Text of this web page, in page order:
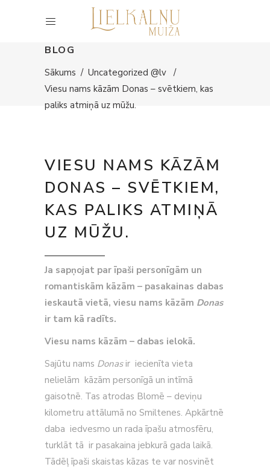
BLOG
Sākums / Uncategorized @lv /
Viesu nams kāzām Donas – svētkiem, kas
paliks atmiņā uz mūžu.
VIESU NAMS KĀZĀM
DONAS – SVĒTKIEM,
KAS PALIKS ATMIŅĀ
UZ MŪŽU.
Ja sapņojat par īpaši personīgām un
romantiskām kāzām – pasakainas dabas
ieskautā vietā, viesu nams kāzām Donas
ir tam kā radīts.
Viesu nams kāzām – dabas ielokā.
Sajūtu nams Donas ir iecienīta vieta
nelielām kāzām personīgā un intīmā
gaisotnē. Tas atrodas Blomē – deviņu
kilometru attālumā no Smiltenes. Apkārtnē
daba iedvesmo un rada īpašu atmosfēru,
turklāt tā ir pasakaina jebkurā gada laikā.
Tādēļ īpaši skaistas kāzas te var nosvinēt